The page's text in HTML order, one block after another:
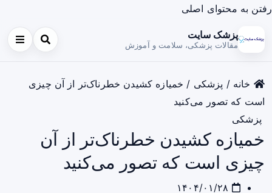
رفتن به محتوای اصلی
پزشک سایت
مقالات پزشکی، سلامت و آموزش
خانه / پزشکی / خمیازه کشیدن خطرناک‌تر از آن چیزی
است که تصور می‌کنید
پزشکی
خمیازه کشیدن خطرناک‌تر از آن
چیزی است که تصور می‌کنید